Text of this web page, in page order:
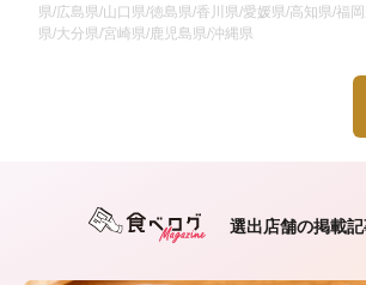
県/広島県/山口県/徳島県/香川県/愛媛県/高知県/福
県/大分県/宮崎県/鹿児島県/沖縄県
選出店舗の掲載